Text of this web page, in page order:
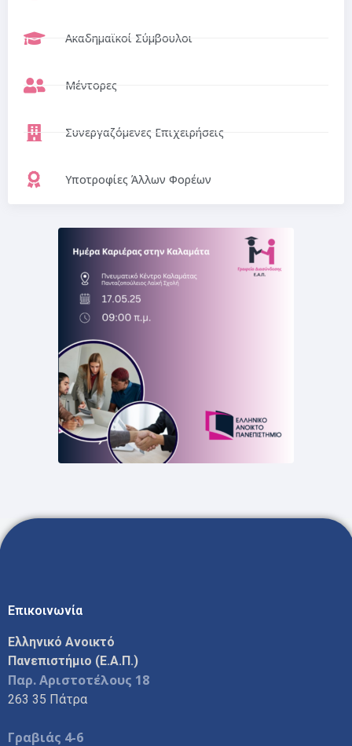
Ακαδημαϊκοί Σύμβουλοι
Μέντορες
Συνεργαζόμενες Επιχειρήσεις
Υποτροφίες Άλλων Φορέων
Επικοινωνία
Ελληνικό Ανοικτό
Πανεπιστήμιο (Ε.Α.Π.)
Παρ. Αριστοτέλους 18
263 35 Πάτρα
Γραβιάς 4-6